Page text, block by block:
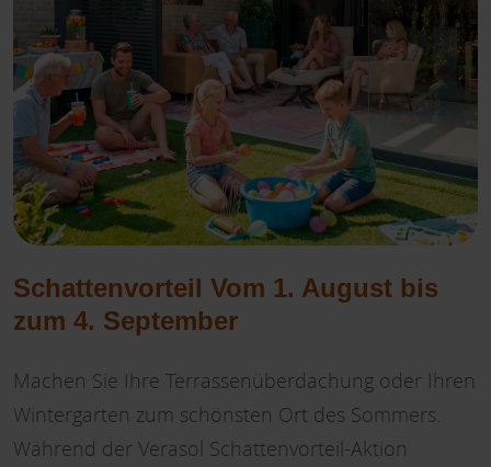
Schattenvorteil Vom 1. August bis
zum 4. September
Machen Sie Ihre Terrassenüberdachung oder Ihren
Wintergarten zum schönsten Ort des Sommers.
Während der Verasol Schattenvorteil-Aktion